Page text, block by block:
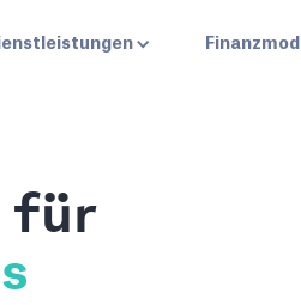
für